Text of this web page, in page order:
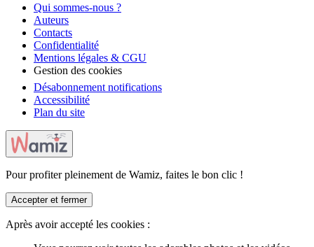
Qui sommes-nous ?
Auteurs
Contacts
Confidentialité
Mentions légales & CGU
Gestion des cookies
Désabonnement notifications
Accessibilité
Plan du site
Pour profiter pleinement de Wamiz, faites le bon clic !
Accepter et fermer
Après avoir accepté les cookies :